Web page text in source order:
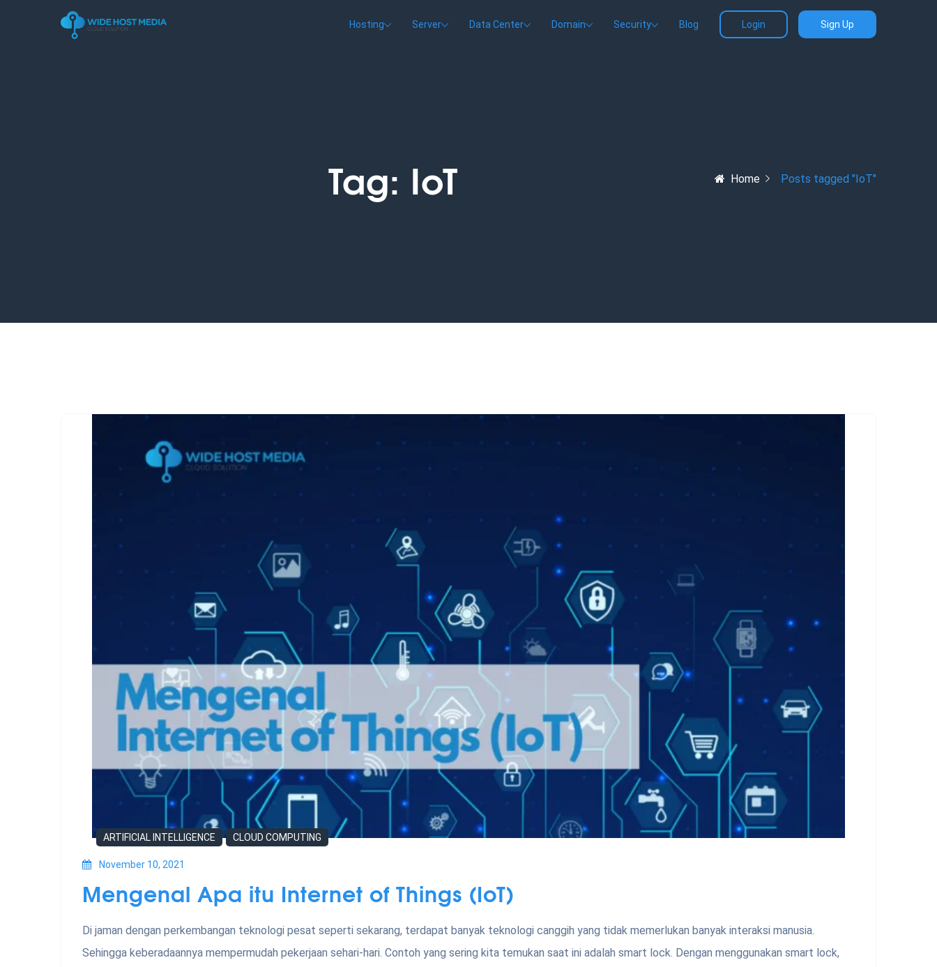
Hosting Server Data Center Domain Security Blog Login Sign Up
Tag: IoT Home Posts tagged "IoT"
ARTIFICIAL INTELLIGENCE CLOUD COMPUTING
November 10, 2021
Mengenal Apa itu Internet of Things (IoT)
Di jaman dengan perkembangan teknologi pesat seperti sekarang, terdapat banyak teknologi canggih yang tidak memerlukan banyak interaksi manusia.
Sehingga keberadaannya mempermudah pekerjaan sehari-hari. Contoh yang sering kita temukan saat ini adalah smart lock. Dengan menggunakan smart lock,